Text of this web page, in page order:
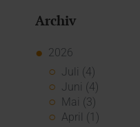
Archiv
2026
Juli (4)
Juni (4)
Mai (3)
April (1)